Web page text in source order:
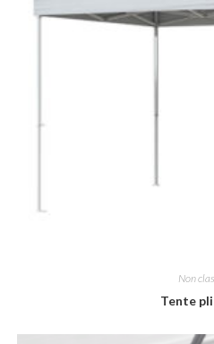
Non
Tente